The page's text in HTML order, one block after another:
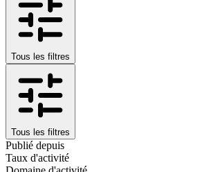
Tous les filtres
Tous les filtres
Publié depuis
Taux d'activité